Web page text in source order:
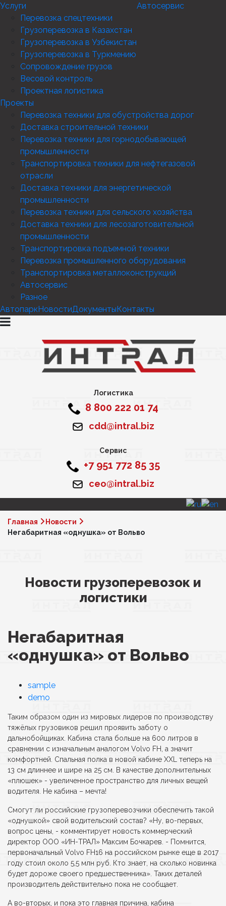
Услуги
Перевозка спецтехники
Грузоперевозка в Казахстан
Грузоперевозка в Узбекистан
Грузоперевозка в Туркмению
Сопровождение грузов
Весовой контроль
Проектная логистика
Автосервис
Проекты
Перевозка техники для обустройства дорог
Доставка строительной техники
Перевозка техники для горнодобывающей
промышленности
Транспортировка техники для нефтегазовой
отрасли
Доставка техники для энергетической
промышленности
Перевозка техники для сельского хозяйства
Доставка техники для лесозаготовительной
промышленности
Транспортировка подъемной техники
Перевозка промышленного оборудования
Транспортировка металлоконструкций
Автосервис
Разное
АвтопаркНовостиДокументыКонтакты
Логистика
8 800 222 01 74
cdd@intral.biz
Сервис
+7 951 772 85 35
ceo@intral.biz
Главная
Новости
Негабаритная «однушка» от Вольво
Новости грузоперевозок и
логистики
Негабаритная
«однушка» от Вольво
sample
demo
Таким образом один из мировых лидеров по производству
тяжёлых грузовиков решил проявить заботу о
дальнобойщиках. Кабина стала больше на 600 литров в
сравнении с изначальным аналогом Volvo FH, а значит
комфортней. Спальная полка в новой кабине XXL теперь на
13 см длиннее и шире на 25 см. В качестве дополнительных
«плюшек» - увеличенное пространство для личных вещей
водителя. Не кабина – мечта!
Смогут ли российские грузоперевозчики обеспечить такой
«однушкой» свой водительский состав? «Ну, во-первых,
вопрос цены, - комментирует новость коммерческий
директор ООО «ИН-ТРАЛ» Максим Бочкарев. - Помнится,
первоначальный Volvo FH16 на российском рынке еще в 2017
году стоил около 5,5 млн руб. Кто знает, на сколько новинка
будет дороже своего предшественника». Таких деталей
производитель действительно пока не сообщает.
А во-вторых, и пока это главная причина, кабина